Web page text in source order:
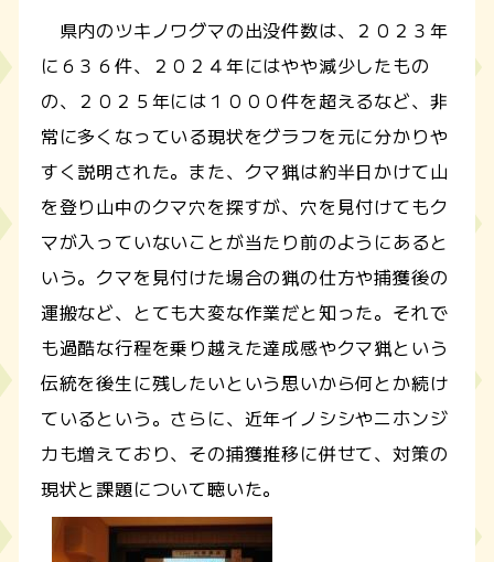
県内のツキノワグマの出没件数は、２０２３年
に６３６件、２０２４年にはやや減少したもの
の、２０２５年には１０００件を超えるなど、非
常に多くなっている現状をグラフを元に分かりや
すく説明された。また、クマ猟は約半日かけて山
を登り山中のクマ穴を探すが、穴を見付けてもク
マが入っていないことが当たり前のようにあると
いう。クマを見付けた場合の猟の仕方や捕獲後の
運搬など、とても大変な作業だと知った。それで
も過酷な行程を乗り越えた達成感やクマ猟という
伝統を後生に残したいという思いから何とか続け
ているという。さらに、近年イノシシやニホンジ
カも増えており、その捕獲推移に併せて、対策の
現状と課題について聴いた。